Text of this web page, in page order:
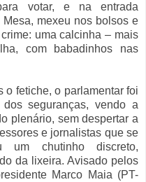
votar, e na entrada
mexeu nos bolsos e
uma calcinha – mais
com babadinhos nas
o fetiche, o parlamentar foi
seguranças, vendo a
plenário, sem despertar a
e jornalistas que se
um chutinho discreto,
da lixeira. Avisado pelos
Marco Maia (PT-